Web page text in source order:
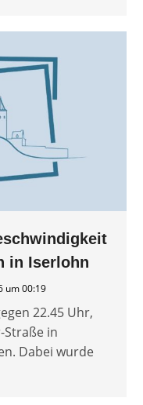
in Iserlohn
um 00:19
22.45 Uhr,
Straße in
Dabei wurde